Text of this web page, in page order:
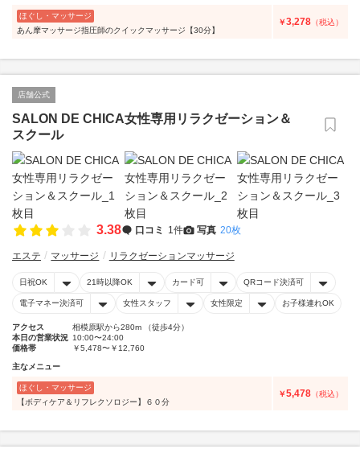
ほぐし・マッサージ
あん摩マッサージ指圧師のクイックマッサージ【30分】
￥3,278 （税込）
店舗公式
SALON DE CHICA女性専用リラクゼーション＆
スクール
3.38 口コミ 1件 写真 20枚
エステ マッサージ リラクゼーションマッサージ
日祝OK 21時以降OK カード可 QRコード決済可
電子マネー決済可 女性スタッフ 女性限定 お子様連れOK
アクセス
相模原駅から280m （徒歩4分）
本日の営業状況 10:00〜24:00
価格帯
￥5,478〜￥12,760
主なメニュー
ほぐし・マッサージ
【ボディケア＆リフレクソロジー】６０分
￥5,478 （税込）